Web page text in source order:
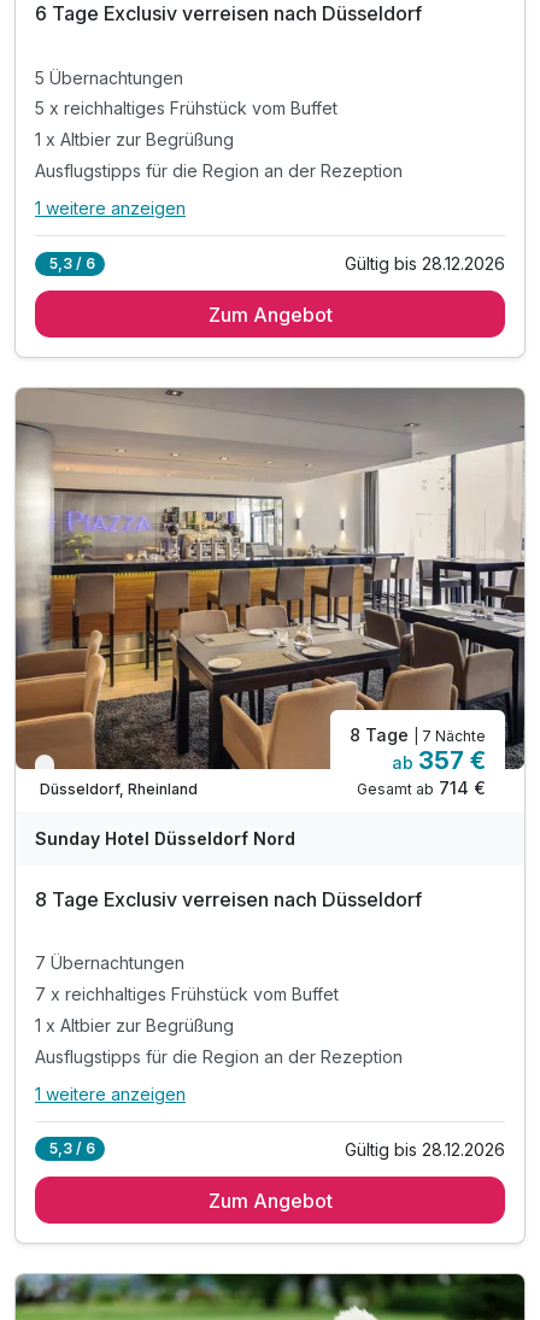
6 Tage Exclusiv verreisen nach Düsseldorf
5 Übernachtungen
5 x reichhaltiges Frühstück vom Buffet
1 x Altbier zur Begrüßung
Ausflugstipps für die Region an der Rezeption
Alle Inklusivleistungen
5 x reichhaltiges Frühstück vom Buffet
WLAN im Hotel
1 weitere anzeigen
5,3 / 6 Gültig bis 28.12.2026
Zum Angebot
Verfügbar bis Dezember
Düsseldorf, Rheinland
8 Tage | 7 Nächte
ab 357 €
Gesamt ab 714 €
Sunday Hotel Düsseldorf Nord
8 Tage Exclusiv verreisen nach Düsseldorf
7 Übernachtungen
7 x reichhaltiges Frühstück vom Buffet
1 x Altbier zur Begrüßung
Ausflugstipps für die Region an der Rezeption
Alle Inklusivleistungen
7 x reichhaltiges Frühstück vom Buffet
WLAN im Hotel
1 weitere anzeigen
5,3 / 6 Gültig bis 28.12.2026
Zum Angebot